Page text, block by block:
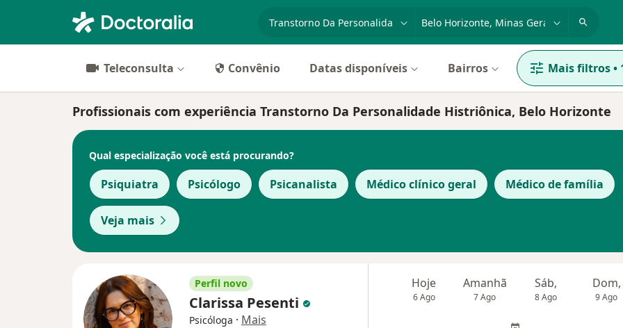
Teleconsulta Convênio Datas disponíveis Bairros Mais filtros•
Profissionais com experiência Transtorno Da Personalidade Histriônica, Belo Horizonte
Qual especialização você está procurando?
Psiquiatra Psicólogo Psicanalista Médico clínico geral Médico de família
Veja mais
Perfil novo
Clarissa Pesenti
Psicóloga · Mais
Hoje
6 Ago
Amanhã
7 Ago
Sáb,
8 Ago
Dom,
9 Ago